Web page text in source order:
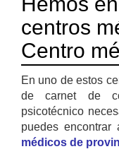
centros
Centro
En uno de estos
de carnet de
psicotécnico
puedes encontrar
médicos de